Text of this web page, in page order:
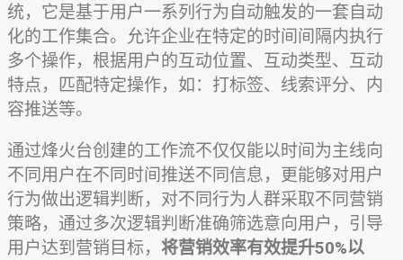
统，它是基于用户一系列行为自动触发的一套自动
化的工作集合。允许企业在特定的时间间隔内执行
多个操作，根据用户的互动位置、互动类型、互动
特点，匹配特定操作，如：打标签、线索评分、内
容推送等。
通过烽火台创建的工作流不仅仅能以时间为主线向
不同用户在不同时间推送不同信息，更能够对用户
行为做出逻辑判断，对不同行为人群采取不同营销
策略，通过多次逻辑判断准确筛选意向用户，引导
用户达到营销目标， 将营销效率有效提升50%以